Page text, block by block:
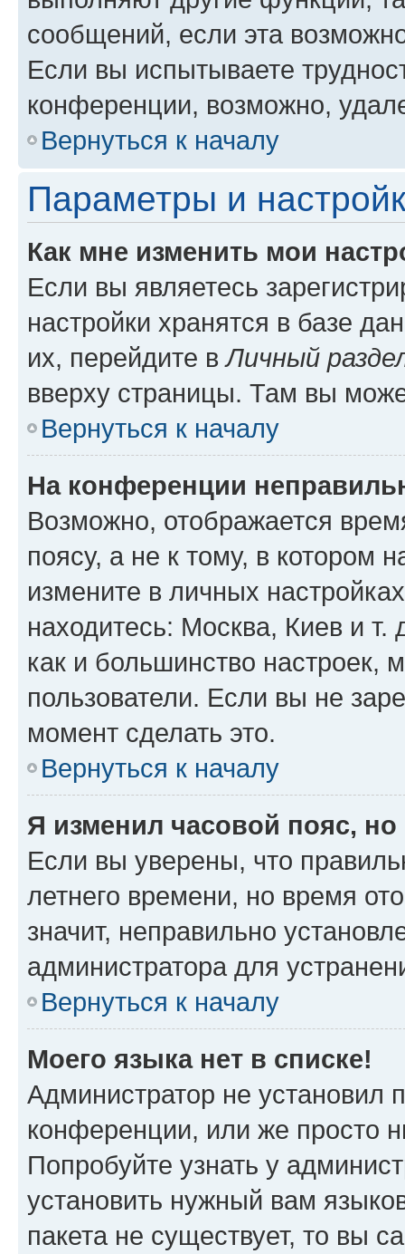
сообщений, если эта
Если вы испытываете
конференции, возможно,
Вернуться к началу
Параметры и
Как мне изменить мои
Если вы являетесь
настройки хранятся в базе
их, перейдите вЛичный
вверху страницы. Там вы
Вернуться к началу
На конференции
Возможно, отображается
поясу, а не к тому, в котором
измените в личных
находитесь: Москва, Киев и т.
как и большинство настроек,
пользователи. Если вы не
момент сделать это.
Вернуться к началу
Я изменил часовой пояс,
Если вы уверены, что
летнего времени, но время
значит, неправильно
администратора для
Вернуться к началу
Моего языка нет в списке!
Администратор не установил
конференции, или же просто
Попробуйте узнать у
установить нужный вам
пакета не существует, то вы